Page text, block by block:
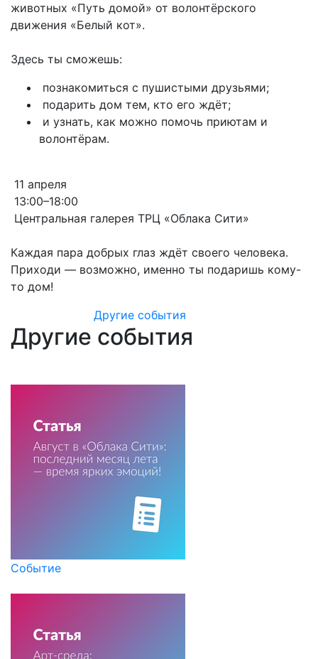
животных «Путь домой» от волонтёрского
движения «Белый кот».
Здесь ты сможешь:
познакомиться с пушистыми друзьями;
подарить дом тем, кто его ждёт;
и узнать, как можно помочь приютам и
волонтёрам.
11 апреля
13:00–18:00
Центральная галерея ТРЦ «Облака Сити»
Каждая пара добрых глаз ждёт своего человека.
Приходи — возможно, именно ты подаришь кому-
то дом!
Другие события
Другие события
Событие